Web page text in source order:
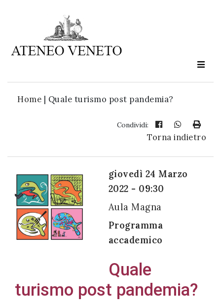
Home | Quale turismo post pandemia?
Condividi:
Torna indietro
giovedì 24 Marzo
2022 - 09:30
Aula Magna
Programma
accademico
Quale
turismo post pandemia?
Ateneo
è
cultura
newsletter:
all'uso dei